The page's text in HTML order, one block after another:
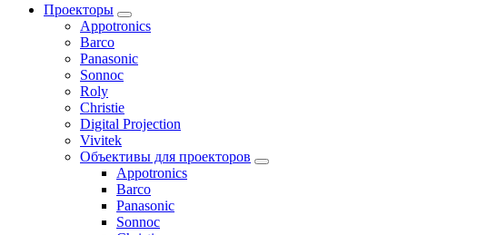
Проекторы
Appotronics
Barco
Panasonic
Sonnoc
Roly
Christie
Digital Projection
Vivitek
Объективы для проекторов
Appotronics
Barco
Panasonic
Sonnoc